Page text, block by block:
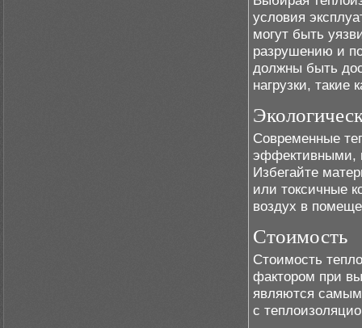
условия
могут быть
разрушению и
должны быть
нагрузки, такие
Современные
эффективными,
Избегайте
или токсичные
воздух в
Стоимость
Стоимость
фактором при
являются
с